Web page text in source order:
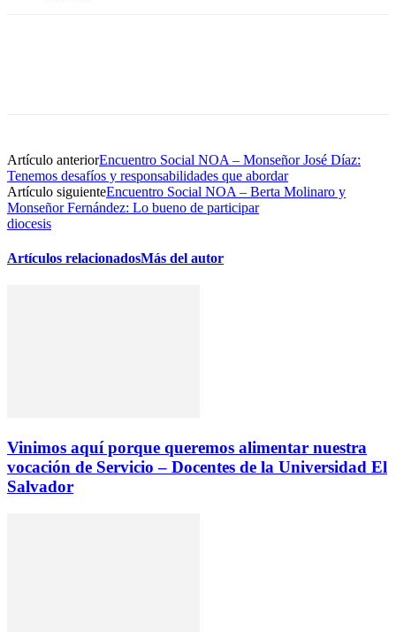
Artículo anteriorEncuentro Social NOA – Monseñor José Díaz:
Tenemos desafíos y responsabilidades que abordar
Artículo siguienteEncuentro Social NOA – Berta Molinaro y
Monseñor Fernández: Lo bueno de participar
diocesis
Artículos relacionadosMás del autor
Vinimos aquí porque queremos alimentar nuestra
vocación de Servicio – Docentes de la Universidad El
Salvador